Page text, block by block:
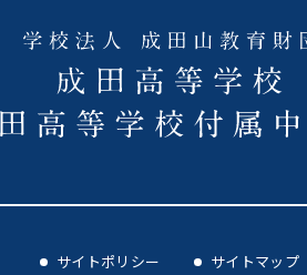
サイトポリシー サイトマップ